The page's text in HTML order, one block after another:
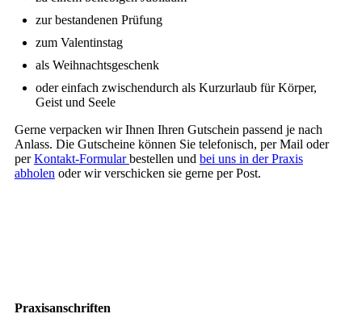
zur bestandenen Prüfung
zum Valentinstag
als Weihnachtsgeschenk
oder einfach zwischendurch als Kurzurlaub für Körper,
Geist und Seele
Gerne verpacken wir Ihnen Ihren Gutschein passend je nach
Anlass. Die Gutscheine können Sie telefonisch, per Mail oder
perKontakt-Formularbestellen und bei uns in der Praxis
abholen oder wir verschicken sie gerne per Post.
Praxisanschriften